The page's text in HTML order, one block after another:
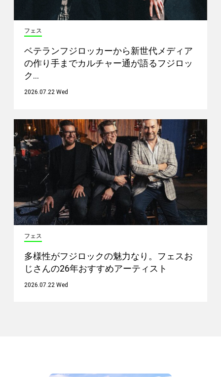
フェス
ベテランフジロッカーから新世代メディア
の作り手までカルチャー通が語るフジロッ
ク…
2026.07.22 Wed
フェス
多様性がフジロックの魅力なり。フェスお
じさんの26年おすすめアーティスト
2026.07.22 Wed